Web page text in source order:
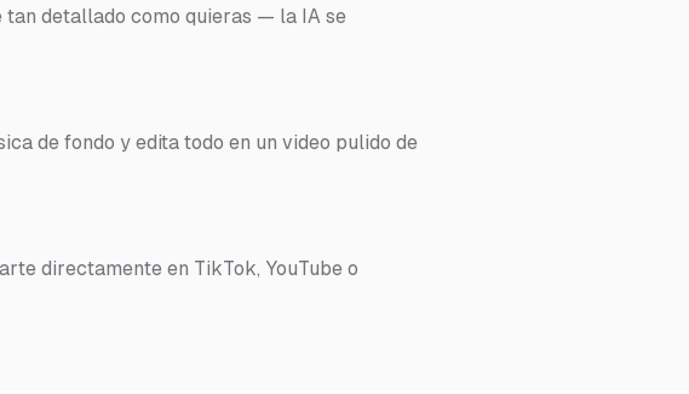
tan detallado como quieras — la IA se
de fondo y edita todo en un video pulido de
directamente en TikTok, YouTube o